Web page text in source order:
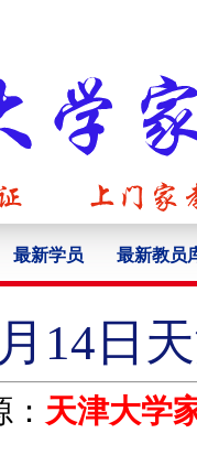
最新学员 最新教员
14日
天津大学